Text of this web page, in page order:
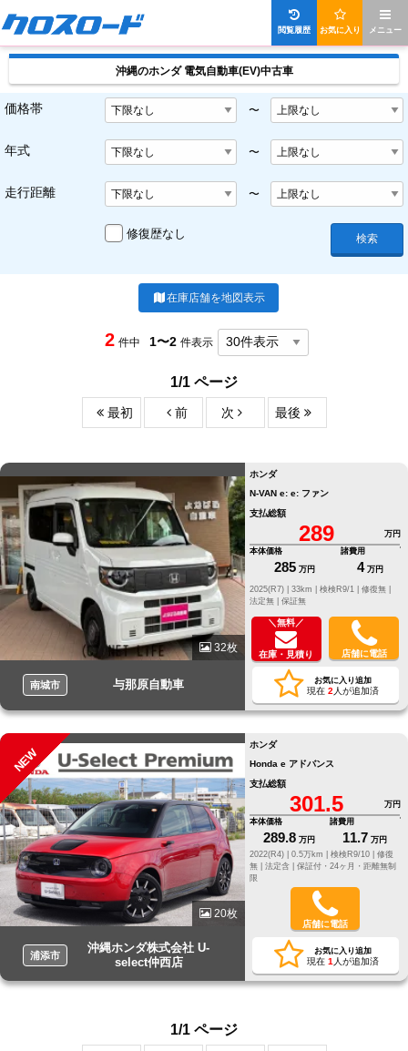
メニュー
お気に入り
閲覧履歴
沖縄のホンダ 電気自動車(EV)中古車
価格帯 〜
年式 〜
走行距離 〜
修復歴なし 検索
在庫店舗を地図表示
2 件中 1〜2 件表示
1/1 ページ
最初 前 次 最後
32枚
南城市 与那原自動車
ホンダ
N-VAN e: e: ファン
支払総額
289
万円
本体価格
285 万円
諸費用
4 万円
修復無 |
法定無 | 保証無
＼無料／
在庫・見積り 店舗に電話
お気に入り追加
現在 2 人が追加済
NEW
20枚
浦添市
沖縄ホンダ株式会社 U-
select仲西店
ホンダ
Honda e アドバンス
支払総額
301.5
万円
本体価格
289.8 万円
諸費用
11.7 万円
2022(R4) |
0.5万km | 検検R9/10 | 修復
無 | 法定含 | 保証付・24ヶ月・距離無制
限
店舗に電話
お気に入り追加
現在 1 人が追加済
1/1 ページ